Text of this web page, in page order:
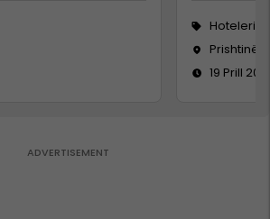
Hoteleri
Prishtinë
19 Prill